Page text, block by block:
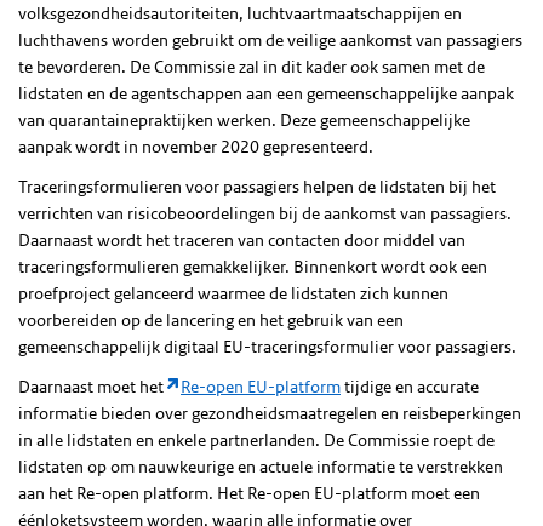
volksgezondheidsautoriteiten, luchtvaartmaatschappijen en
luchthavens worden gebruikt om de veilige aankomst van passagiers
te bevorderen. De Commissie zal in dit kader ook samen met de
lidstaten en de agentschappen aan een gemeenschappelijke aanpak
van quarantainepraktijken werken. Deze gemeenschappelijke
aanpak wordt in november 2020 gepresenteerd.
Traceringsformulieren voor passagiers helpen de lidstaten bij het
verrichten van risicobeoordelingen bij de aankomst van passagiers.
Daarnaast wordt het traceren van contacten door middel van
traceringsformulieren gemakkelijker. Binnenkort wordt ook een
proefproject gelanceerd waarmee de lidstaten zich kunnen
voorbereiden op de lancering en het gebruik van een
gemeenschappelijk digitaal EU-traceringsformulier voor passagiers.
Daarnaast moet het
Re-open EU-platformtijdige en accurate
informatie bieden over gezondheidsmaatregelen en reisbeperkingen
in alle lidstaten en enkele partnerlanden. De Commissie roept de
lidstaten op om nauwkeurige en actuele informatie te verstrekken
aan het Re-open platform. Het Re-open EU-platform moet een
éénloketsysteem worden, waarin alle informatie over